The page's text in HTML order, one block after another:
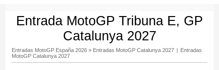
Entrada MotoGP Tribuna E, GP
Catalunya 2027
Entradas MotoGP España 2026» Entradas MotoGP Catalunya 2027 | Entradas
MotoGP Catalunya 2027